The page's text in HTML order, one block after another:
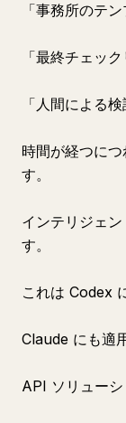
「事務所のテ
「最終チェッ
「人間による
時間が経つに
す。
インテリジェ
す。
これは Codex
Claude にも適
API ソリューシ